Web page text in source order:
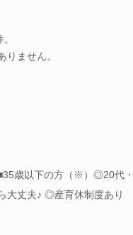
りません。
歳以下の方（※）◎20代
大丈夫♪ ◎産育休制度あり